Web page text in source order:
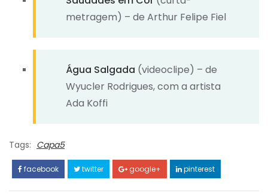
metragem) – de Arthur Felipe Fiel
Água Salgada (videoclipe) – de
Wyucler Rodrigues, com a artista
Ada Koffi
Tags: Capa5
facebook twitter google+ pinterest